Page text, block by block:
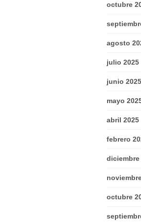
octubre
agosto
julio 2025
junio 2025
mayo
abril 2025
febrero
diciembre
octubre